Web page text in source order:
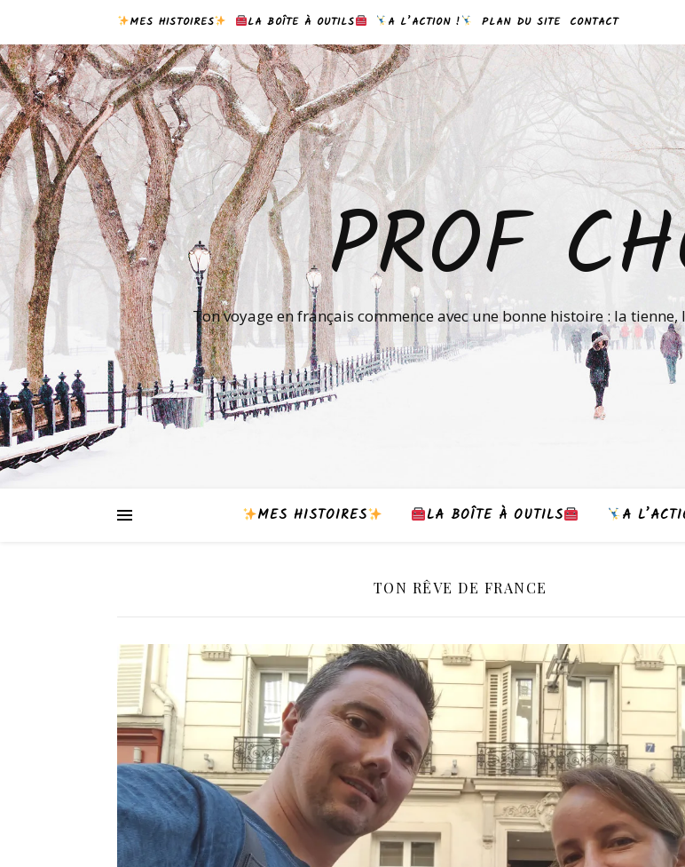
MES HISTOIRES LA BOÎTE À OUTILS A L’ACTION ! PLAN DU SITE CONTACT
PROF
Ton voyage en français commence avec une bonne histoire : la
MES HISTOIRES LA BOÎTE À OUTILS A
TON RÊVE DE FRANCE